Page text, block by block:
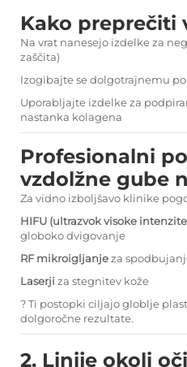
Kako preprečiti
Na vrat nanesejo izdelke za
zaščita)
Izogibajte se dolgotrajnemu
Uporabljajte izdelke za
nastanka kolagena
Profesionalni
vzdolžne gube
Za vidno izboljšavo klinike
HIFU (ultrazvok visoke
globoko dvigovanje
RF mikroigljanjeza
Laserji za stegnitev kože
? Ti postopki ciljajo globlje
dolgoročne rezultate.
2. Linije okoli